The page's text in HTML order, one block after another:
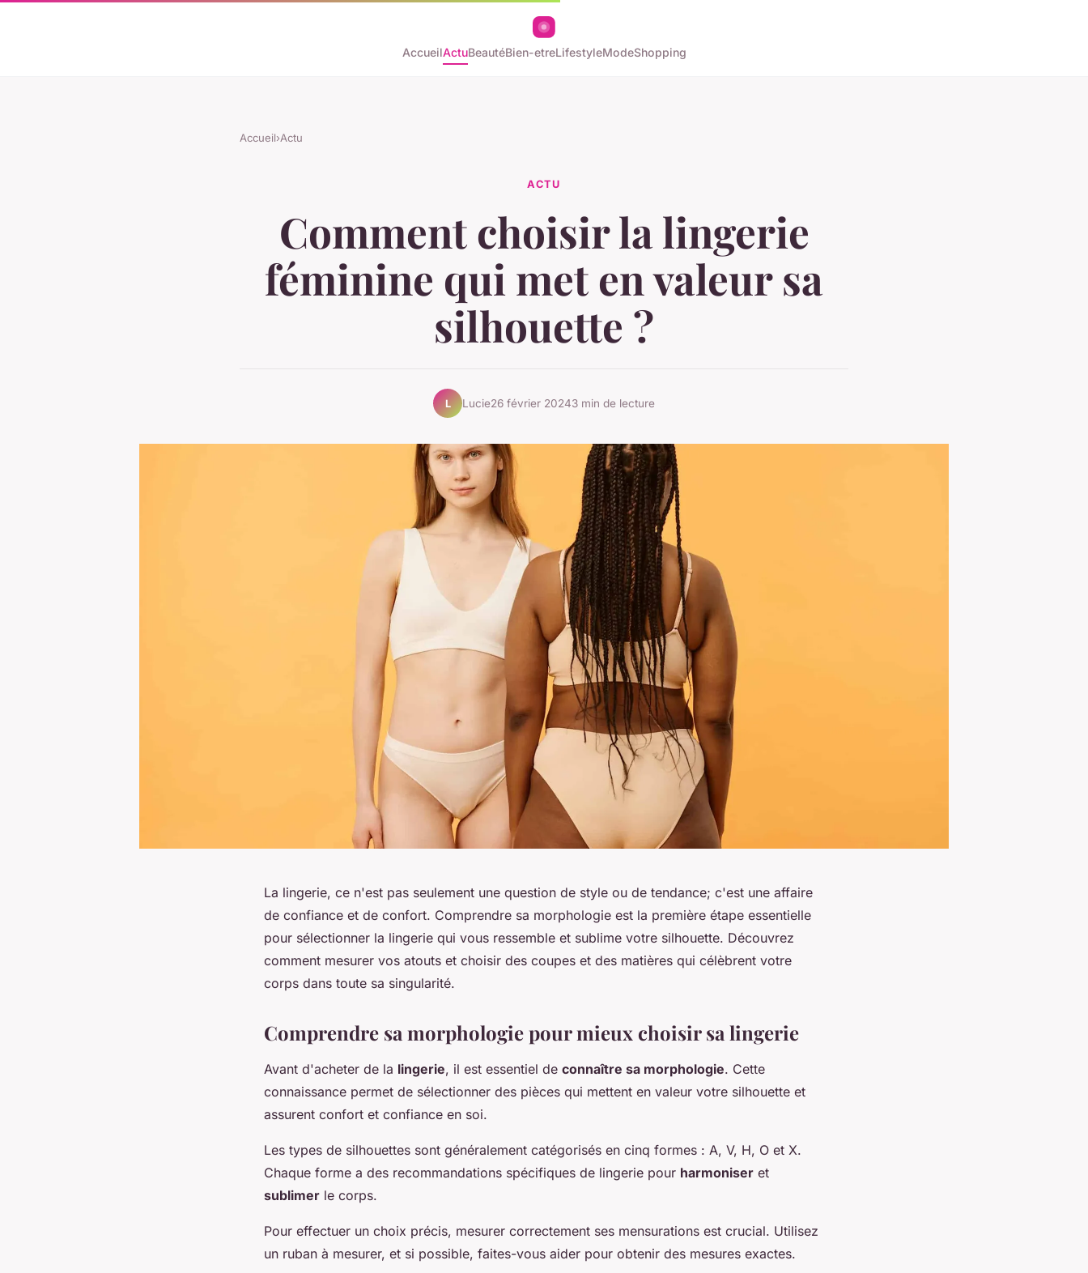
AccueilActuBeautéBien-etreLifestyleModeShopping
Accueil›Actu
ACTU
Comment choisir la lingerie
féminine qui met en valeur sa
silhouette ?
L Lucie26 février 20243 min de lecture
La lingerie, ce n'est pas seulement une question de style ou de tendance; c'est une affaire
de confiance et de confort. Comprendre sa morphologie est la première étape essentielle
pour sélectionner la lingerie qui vous ressemble et sublime votre silhouette. Découvrez
comment mesurer vos atouts et choisir des coupes et des matières qui célèbrent votre
corps dans toute sa singularité.
Comprendre sa morphologie pour mieux choisir sa lingerie
Avant d'acheter de la lingerie, il est essentiel de connaître sa morphologie. Cette
connaissance permet de sélectionner des pièces qui mettent en valeur votre silhouette et
assurent confort et confiance en soi.
Les types de silhouettes sont généralement catégorisés en cinq formes : A, V, H, O et X.
Chaque forme a des recommandations spécifiques de lingerie pour harmoniser et
sublimer le corps.
Pour effectuer un choix précis, mesurer correctement ses mensurations est crucial. Utilisez
un ruban à mesurer, et si possible, faites-vous aider pour obtenir des mesures exactes.